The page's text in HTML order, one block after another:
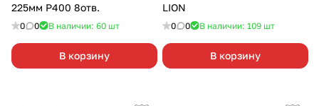
225мм Р400 8отв.
0 0 В наличии: 60 шт
В корзину
LION
0 0 В наличии: 109 шт
В корзину